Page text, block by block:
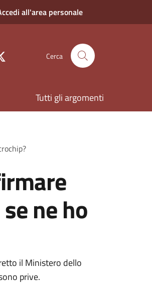
all'area personale
Cerca
Tutti gli argomenti
ne ho
il Ministero dello
prive.